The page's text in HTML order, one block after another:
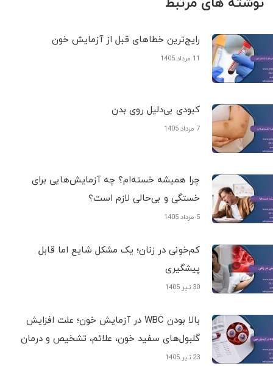
رایج‌ترین خطاهای قبل از آزمایش خون
11 مرداد 1405
کبودی‌ بی‌دلیل روی بدن
7 مرداد 1405
چرا همیشه خسته‌ام؟ چه آزمایش‌هایی برای
خستگی و بی‌حالی لازم است؟
5 مرداد 1405
کم‌خونی در زنان؛ یک مشکل شایع اما قابل
پیشگیری
30 تیر 1405
بالا بودن WBC در آزمایش خون؛ علت افزایش
گلبول‌های سفید خون، علائم، تشخیص و درمان
23 تیر 1405